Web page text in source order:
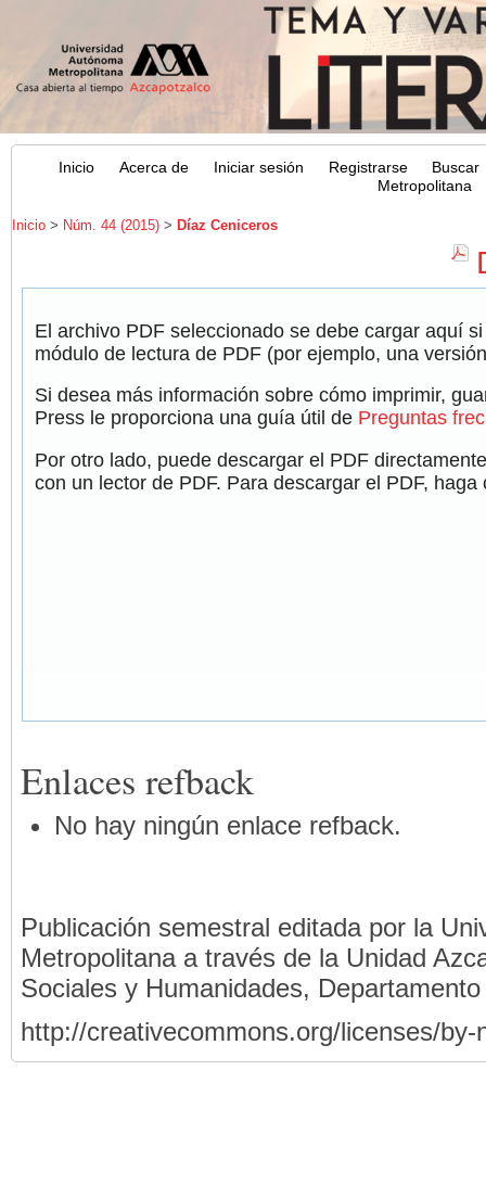
Inicio Acerca de Iniciar sesión Registrarse
Buscar
Metropolitana
Inicio> Núm. 44 (2015)> Díaz Ceniceros
El archivo PDF seleccionado se debe cargar aquí
módulo de lectura de PDF (por ejemplo, una
Si desea más información sobre cómo imprimir,
Press le proporciona una guía útil de Preguntas
Por otro lado, puede descargar el PDF
con un lector de PDF. Para descargar el PDF,
Enlaces refback
No hay ningún enlace refback.
Publicación semestral editada por la
Metropolitana a través de la Unidad
Sociales y Humanidades,
http://creativecommons.org/licenses/by-